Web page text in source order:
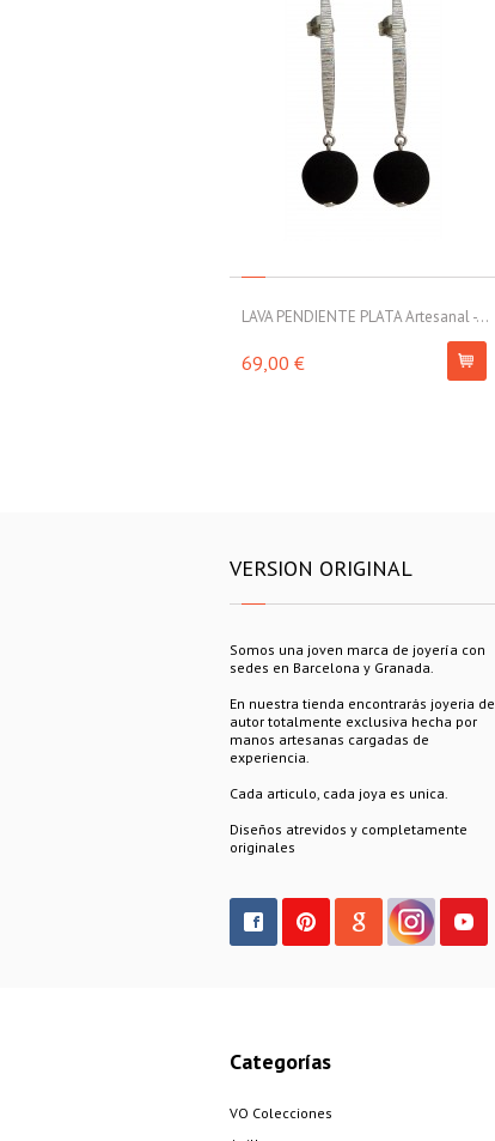
LAVA PENDIENTE PLATA Artesanal -...
69,00 €
VERSION ORIGINAL
Somos una joven marca de joyería con
sedes en Barcelona y Granada.
En nuestra tienda encontrarás joyeria de
autor totalmente exclusiva hecha por
manos artesanas cargadas de
experiencia.
Cada articulo, cada joya es unica.
Diseños atrevidos y completamente
originales
Categorías
VO Colecciones